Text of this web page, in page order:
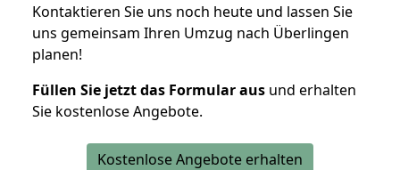
Kontaktieren Sie uns noch heute und lassen Sie
uns gemeinsam Ihren Umzug nach Überlingen
planen!
Füllen Sie jetzt das Formular aus und erhalten
Sie kostenlose Angebote.
Kostenlose Angebote erhalten